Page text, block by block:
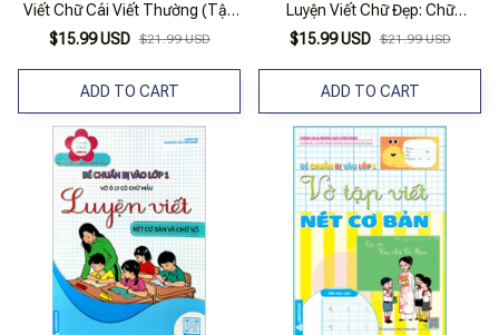
Viết Chữ Cái Viết Thường (Tập
1)
$15.99 USD $21.99 USD
ADD TO CART
Luyện Viết Chữ Đẹp: Chữ
Thường (Tái Bản 2020)
$15.99 USD $21.99 USD
ADD TO CART